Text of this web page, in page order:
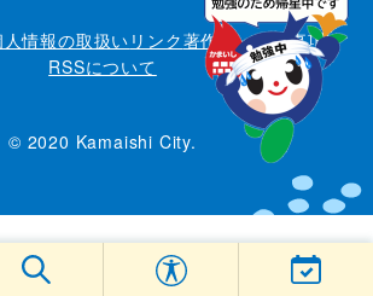
人情報の取扱い リンク著作権・免責事項
RSSについて
© 2020 Kamaishi City.